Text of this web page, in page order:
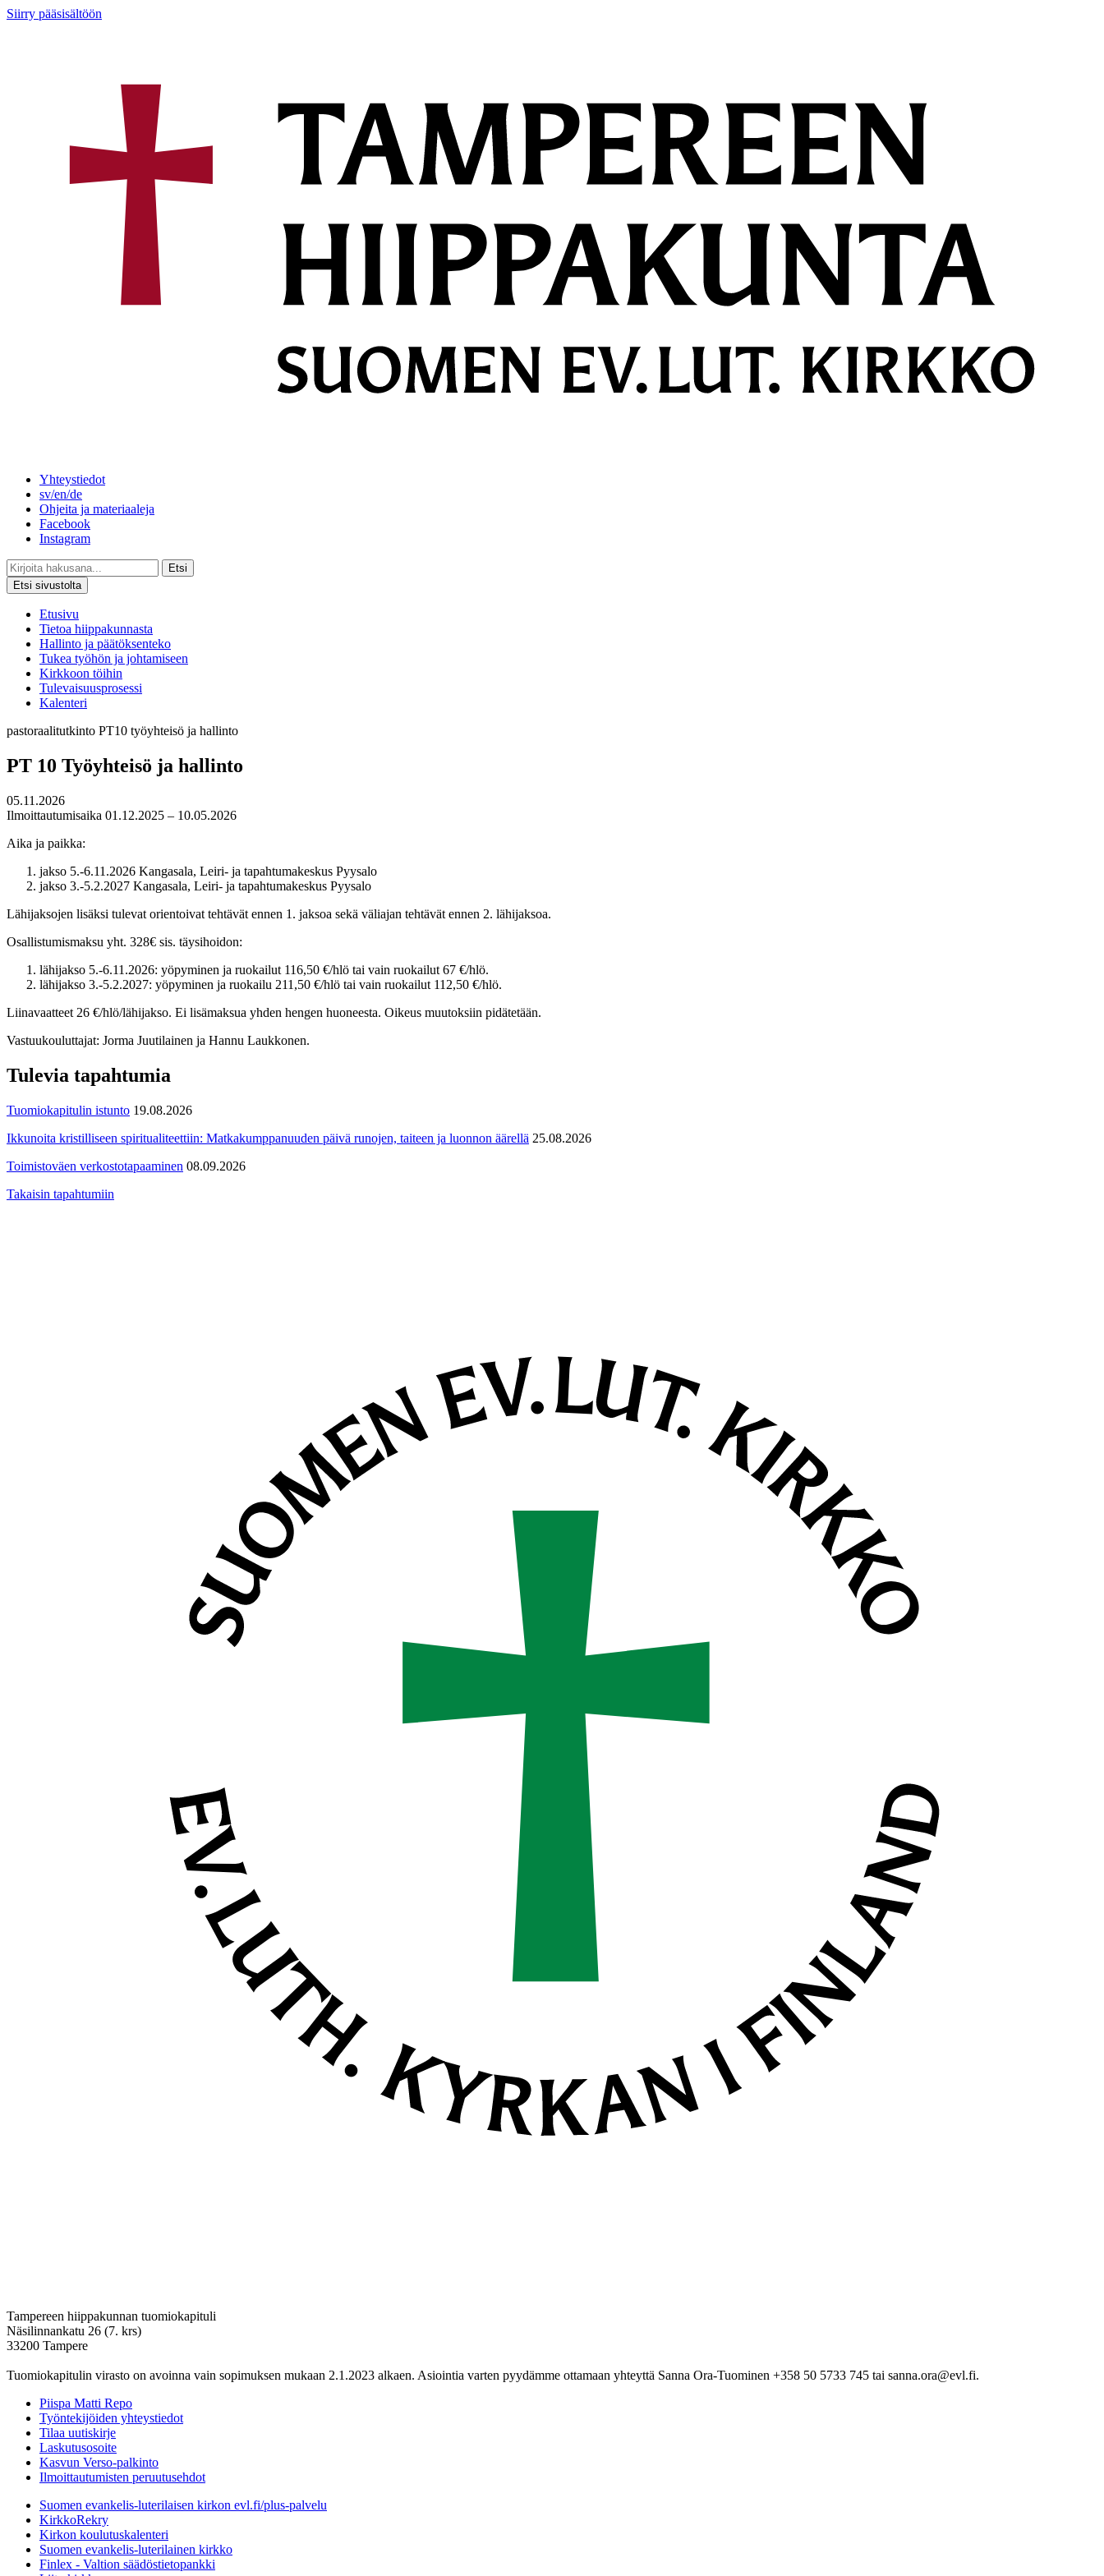
Siirry pääsisältöön
Yhteystiedot
sv/en/de
Ohjeita ja materiaaleja
Facebook
Instagram
Etsi
Etsi sivustolta
Etusivu
Tietoa hiippakunnasta
Hallinto ja päätöksenteko
Tukea työhön ja johtamiseen
Kirkkoon töihin
Tulevaisuusprosessi
Kalenteri
pastoraalitutkinto PT10 työyhteisö ja hallinto
PT 10 Työyhteisö ja hallinto
05.11.2026
Ilmoittautumisaika 01.12.2025 – 10.05.2026
Aika ja paikka:
jakso 5.-6.11.2026 Kangasala, Leiri- ja tapahtumakeskus Pyysalo
jakso 3.-5.2.2027 Kangasala, Leiri- ja tapahtumakeskus Pyysalo
Lähijaksojen lisäksi tulevat orientoivat tehtävät ennen 1. jaksoa sekä väliajan tehtävät ennen 2. lähijaksoa.
Osallistumismaksu yht. 328€ sis. täysihoidon:
lähijakso 5.-6.11.2026: yöpyminen ja ruokailut 116,50 €/hlö tai vain ruokailut 67 €/hlö.
lähijakso 3.-5.2.2027: yöpyminen ja ruokailu 211,50 €/hlö tai vain ruokailut 112,50 €/hlö.
Liinavaatteet 26 €/hlö/lähijakso. Ei lisämaksua yhden hengen huoneesta. Oikeus muutoksiin pidätetään.
Vastuukouluttajat: Jorma Juutilainen ja Hannu Laukkonen.
Tulevia tapahtumia
Tuomiokapitulin istunto 19.08.2026
Ikkunoita kristilliseen spiritualiteettiin: Matkakumppanuuden päivä runojen, taiteen ja luonnon äärellä 25.08.2026
Toimistoväen verkostotapaaminen 08.09.2026
Takaisin tapahtumiin
Tampereen hiippakunnan tuomiokapituli
Näsilinnankatu 26 (7. krs)
33200 Tampere
Tuomiokapitulin virasto on avoinna vain sopimuksen mukaan 2.1.2023 alkaen. Asiointia varten pyydämme ottamaan yhteyttä Sanna Ora-Tuominen +358 50 5733 745 tai sanna.ora@evl.fi.
Piispa Matti Repo
Työntekijöiden yhteystiedot
Tilaa uutiskirje
Laskutusosoite
Kasvun Verso-palkinto
Ilmoittautumisten peruutusehdot
Suomen evankelis-luterilaisen kirkon evl.fi/plus-palvelu
KirkkoRekry
Kirkon koulutuskalenteri
Suomen evankelis-luterilainen kirkko
Finlex - Valtion säädöstietopankki